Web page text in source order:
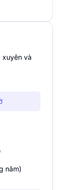
xuyên và
năm)